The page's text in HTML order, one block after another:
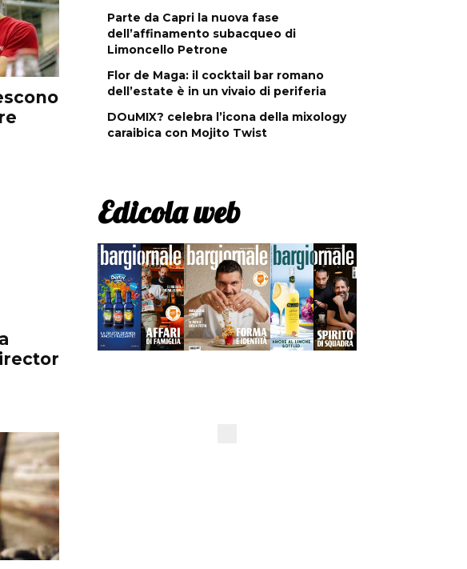
Parte da Capri la nuova fase
dell’affinamento subacqueo di
Limoncello Petrone
Flor de Maga: il cocktail bar romano
dell’estate è in un vivaio di periferia
DOuMIX? celebra l’icona della mixology
caraibica con Mojito Twist
Edicola web